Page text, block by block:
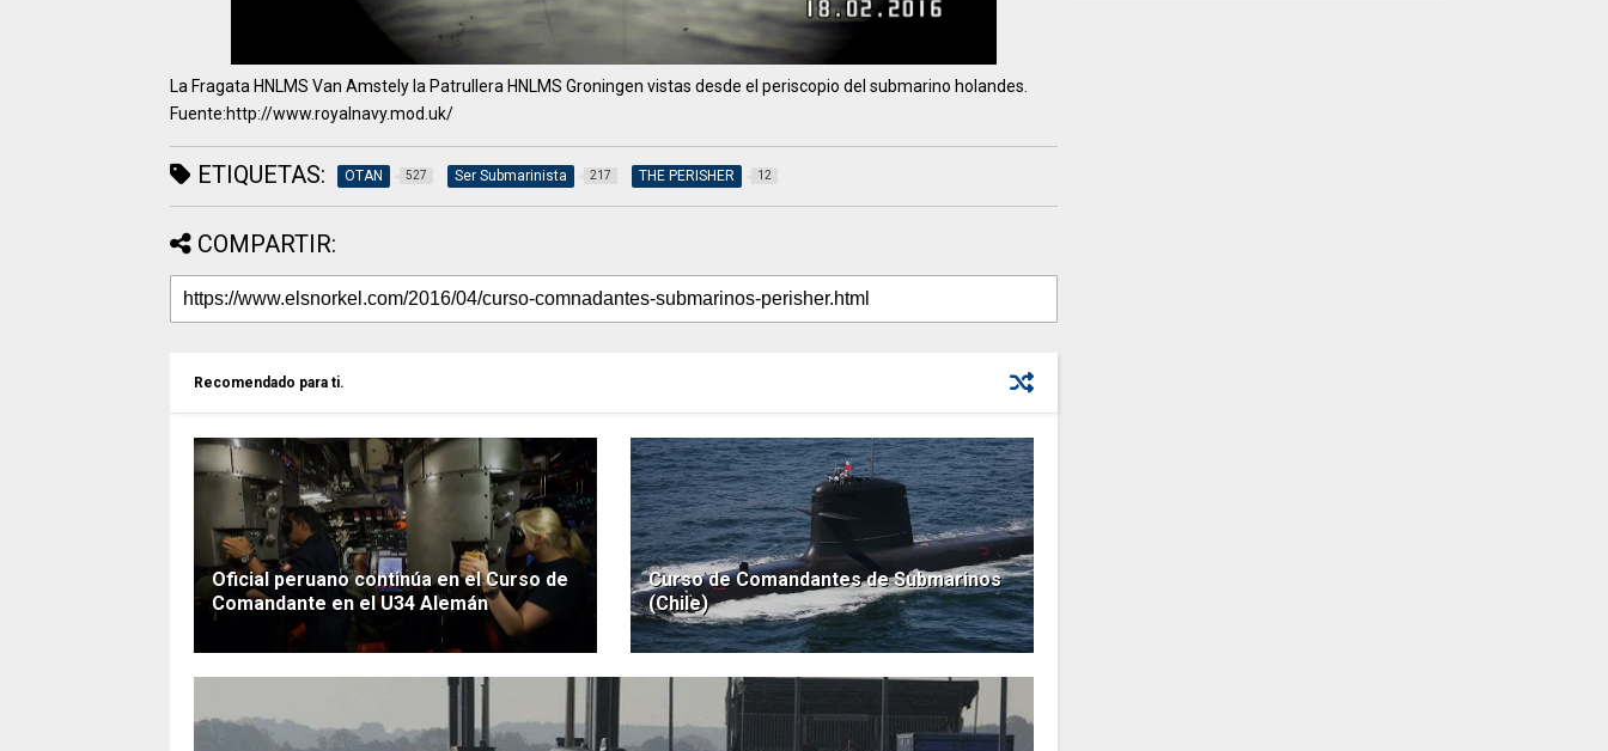
La Fragata HNLMS Van Amstely la Patrullera HNLMS Groningen vistas desde el periscopio del submarino holandes.
Fuente:http://www.royalnavy.mod.uk/
ETIQUETAS: OTAN 527 Ser Submarinista 217 THE PERISHER 12
COMPARTIR:
Recomendado para ti.
Oficial peruano continúa en el Curso de
Comandante en el U34 Alemán
Curso de Comandantes de Submarinos
(Chile)